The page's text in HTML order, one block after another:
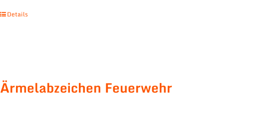
Details
Ärmelabzeichen Feuerwehr